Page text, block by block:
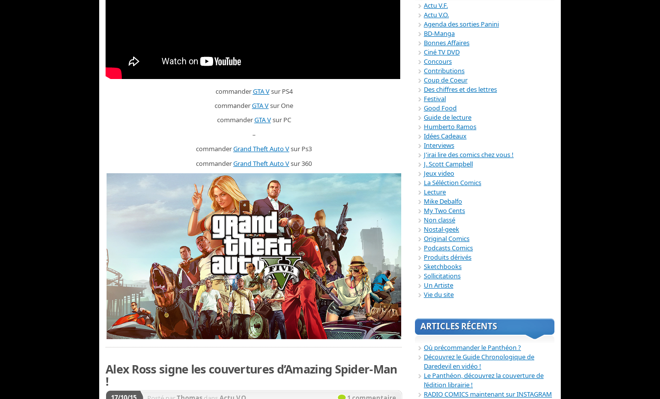
commanderGTA Vsur PS4
commanderGTA Vsur One
commanderGTA Vsur PC
–
commanderGrand Theft Auto Vsur Ps3
commanderGrand Theft Auto Vsur 360
Alex Ross signe les couvertures d’Amazing Spider-Man
!
Actu V.F.
Actu V.O.
Agenda des sorties Panini
BD-Manga
Bonnes Affaires
Ciné TV DVD
Concours
Contributions
Coup de Coeur
Des chiffres et des lettres
Festival
Good Food
Guide de lecture
Humberto Ramos
Idées Cadeaux
Interviews
J'irai lire des comics chez vous !
J. Scott Campbell
Jeux video
La Séléction Comics
Lecture
Mike Debalfo
My Two Cents
Non classé
Nostal-geek
Original Comics
Podcasts Comics
Produits dérivés
Sketchbooks
Sollicitations
Un Artiste
Vie du site
ARTICLES RÉCENTS
Où précommander le Panthéon ?
Découvrez le Guide Chronologique de
Daredevil en vidéo !
Le Panthéon, découvrez la couverture de
l’édition librairie !
RADIO COMICS maintenant sur INSTAGRAM